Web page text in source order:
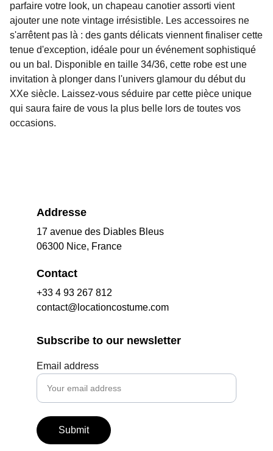
parfaire votre look, un chapeau canotier assorti vient
ajouter une note vintage irrésistible. Les accessoires ne
s'arrêtent pas là : des gants délicats viennent finaliser cette
tenue d'exception, idéale pour un événement sophistiqué
ou un bal. Disponible en taille 34/36, cette robe est une
invitation à plonger dans l'univers glamour du début du
XXe siècle. Laissez-vous séduire par cette pièce unique
qui saura faire de vous la plus belle lors de toutes vos
occasions.
Addresse
17 avenue des Diables Bleus
06300 Nice, France
Contact
+33 4 93 267 812
contact@locationcostume.com
Subscribe to our newsletter
Email address
Submit